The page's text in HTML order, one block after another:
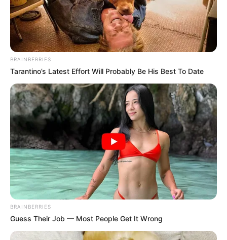
BRAINBERRIES
Tarantino’s Latest Effort Will Probably Be His Best To Date
BRAINBERRIES
Guess Their Job — Most People Get It Wrong